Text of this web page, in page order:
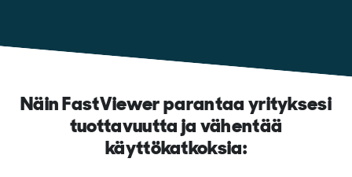
Näin FastViewer parantaa yrityksesi
tuottavuutta ja vähentää
käyttökatkoksia: